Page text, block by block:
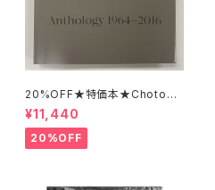
20%OFF★特価本★Chotoku
Anthology 1964-2016 田
中長徳
¥11,440
20%OFF